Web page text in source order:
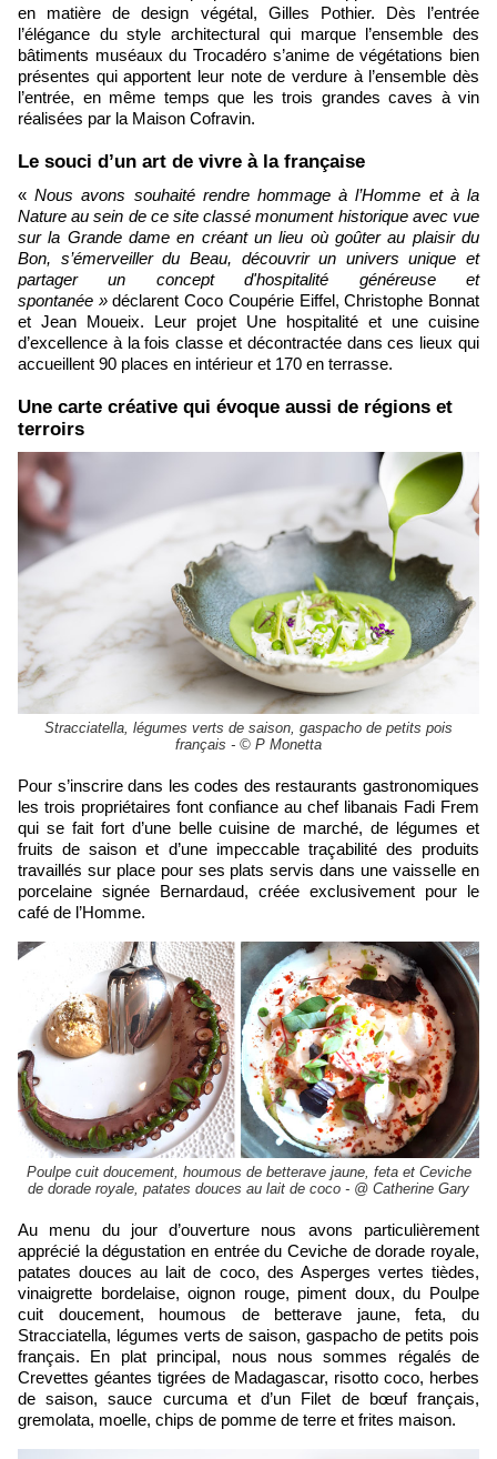
en matière de design végétal, Gilles Pothier. Dès l’entrée
l’élégance du style architectural qui marque l’ensemble des
bâtiments muséaux du Trocadéro s’anime de végétations bien
présentes qui apportent leur note de verdure à l’ensemble dès
l’entrée, en même temps que les trois grandes caves à vin
réalisées par la Maison Cofravin.
​Le souci d’un art de vivre à la française
«Nous avons souhaité rendre hommage à l’Homme et à la
Nature au sein de ce site classé monument historique avec vue
sur la Grande dame en créant un lieu où goûter au plaisir du
Bon, s’émerveiller du Beau, découvrir un univers unique et
partager un concept d'hospitalité généreuse et
spontanée »déclarent Coco Coupérie Eiffel, Christophe Bonnat
et Jean Moueix. Leur projet Une hospitalité et une cuisine
d’excellence à la fois classe et décontractée dans ces lieux qui
accueillent 90 places en intérieur et 170 en terrasse.
Une carte créative qui évoque aussi de régions et
terroirs
Stracciatella, légumes verts de saison, gaspacho de petits pois
français - © P Monetta
Pour s’inscrire dans les codes des restaurants gastronomiques
les trois propriétaires font confiance au chef libanais Fadi Frem
qui se fait fort d’une belle cuisine de marché, de légumes et
fruits de saison et d’une impeccable traçabilité des produits
travaillés sur place pour ses plats servis dans une vaisselle en
porcelaine signée Bernardaud, créée exclusivement pour le
café de l’Homme.
Poulpe cuit doucement, houmous de betterave jaune, feta et Ceviche
de dorade royale, patates douces au lait de coco - @ Catherine Gary
Au menu du jour d’ouverture nous avons particulièrement
apprécié la dégustation en entrée du Ceviche de dorade royale,
patates douces au lait de coco, des Asperges vertes tièdes,
vinaigrette bordelaise, oignon rouge, piment doux, du Poulpe
cuit doucement, houmous de betterave jaune, feta, du
Stracciatella, légumes verts de saison, gaspacho de petits pois
français. En plat principal, nous nous sommes régalés de
Crevettes géantes tigrées de Madagascar, risotto coco, herbes
de saison, sauce curcuma et d’un Filet de bœuf français,
gremolata, moelle, chips de pomme de terre et frites maison.